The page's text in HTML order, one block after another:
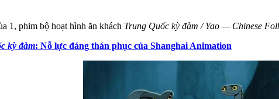
1, phim bộ hoạt hình ăn khách Trung Quốc kỳ đàm / Yao — Chinese
kỳ đàm: Nỗ lực đáng thán phục của Shanghai Animation